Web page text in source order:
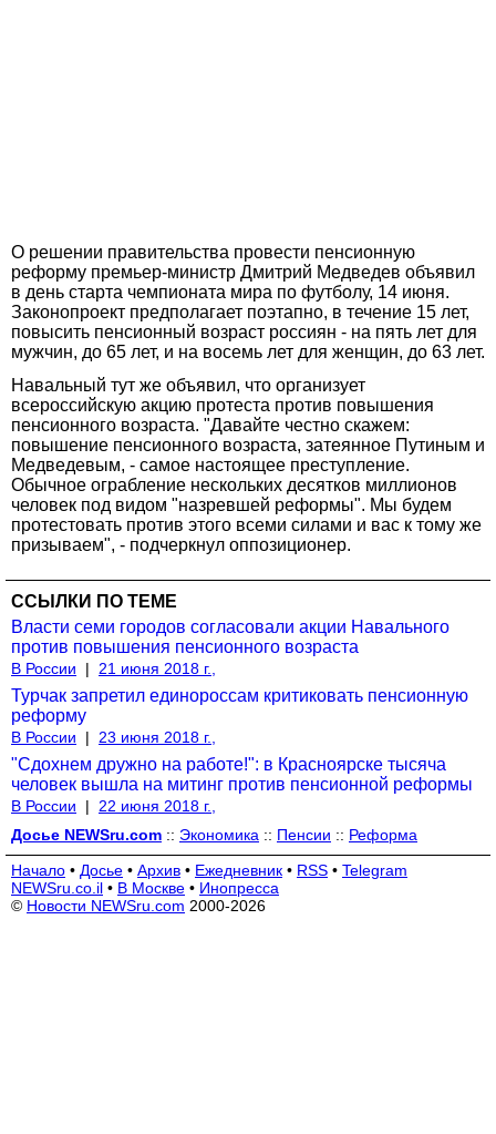
О решении правительства провести пенсионную
реформу премьер-министр Дмитрий Медведев объявил
в день старта чемпионата мира по футболу, 14 июня.
Законопроект предполагает поэтапно, в течение 15 лет,
повысить пенсионный возраст россиян - на пять лет для
мужчин, до 65 лет, и на восемь лет для женщин, до 63 лет.
Навальный тут же объявил, что организует
всероссийскую акцию протеста против повышения
пенсионного возраста. "Давайте честно скажем:
повышение пенсионного возраста, затеянное Путиным и
Медведевым, - самое настоящее преступление.
Обычное ограбление нескольких десятков миллионов
человек под видом "назревшей реформы". Мы будем
протестовать против этого всеми силами и вас к тому же
призываем", - подчеркнул оппозиционер.
ССЫЛКИ ПО ТЕМЕ
Власти семи городов согласовали акции Навального
против повышения пенсионного возраста
В России | 21 июня 2018 г.,
Турчак запретил единороссам критиковать пенсионную
реформу
В России | 23 июня 2018 г.,
"Сдохнем дружно на работе!": в Красноярске тысяча
человек вышла на митинг против пенсионной реформы
В России |
22 июня 2018 г.,
Досье NEWSru.com :: Экономика :: Пенсии :: Реформа
Начало • Досье • Архив • Ежедневник • RSS • Telegram
NEWSru.co.il • В Москве • Инопресса
© Новости NEWSru.com 2000-2026